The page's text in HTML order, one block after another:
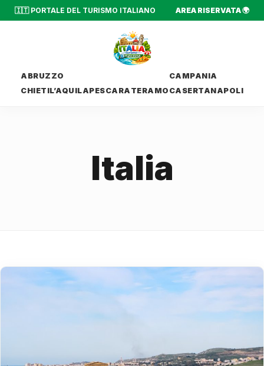
🇮🇹 PORTALE DEL TURISMO ITALIANO AREA RISERVATA 🌍
ABRUZZO
CHIETIL’AQUILAPESCARA TERAMO
CAMPANIA
CASERTANAPOLI
Italia